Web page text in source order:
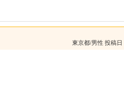
東京都/男性 投稿日